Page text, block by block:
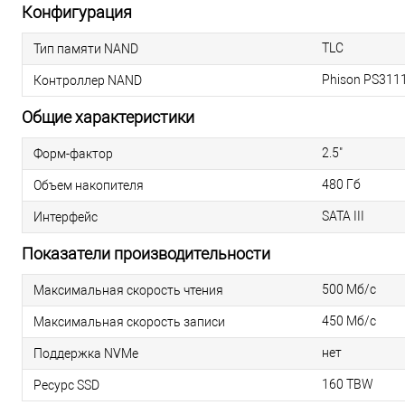
Конфигурация
Тип памяти NAND TLC
Контроллер NAND Phison
Общие характеристики
Форм-фактор 2.5"
Объем накопителя 480 Гб
Интерфейс SATA III
Показатели производительности
Максимальная скорость чтения 500 Мб/с
Максимальная скорость записи 450 Мб/с
Поддержка NVMe нет
Ресурс SSD 160 TBW